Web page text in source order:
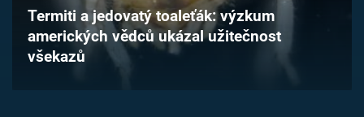
Časopis
Sledujte prima+
Termiti a jedovatý toaleťák: výzkum
amerických vědců ukázal užitečnost
všekazů